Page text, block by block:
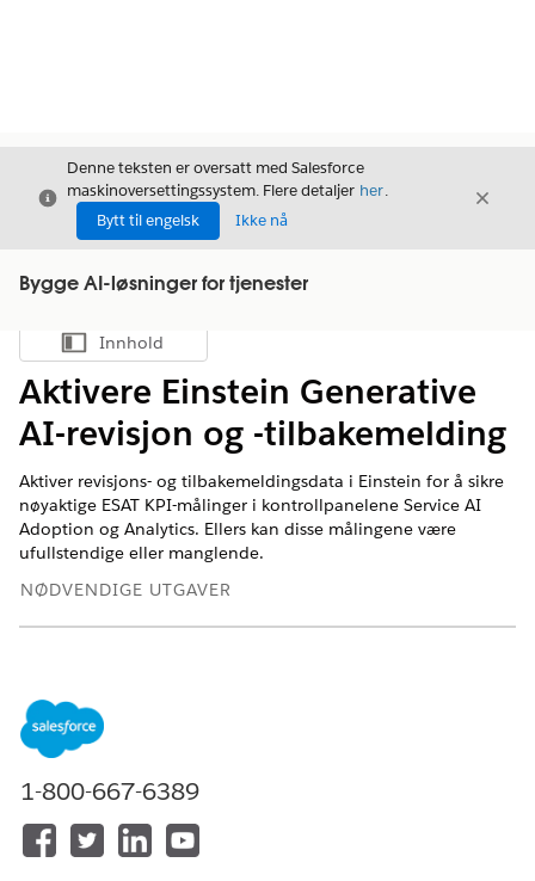
Avslutt
Denne teksten er oversatt med Salesforce
maskinoversettingssystem. Flere detaljer her.
Bytt til engelsk
Ikke nå
Avslutt
Bygge AI-løsninger for tjenester
Vis innholdsfortegnelse
Innhold
Aktivere Einstein Generative
AI-revisjon og -tilbakemelding
Aktiver revisjons- og tilbakemeldingsdata i Einstein for å sikre
nøyaktige ESAT KPI-målinger i kontrollpanelene Service AI
Adoption og Analytics. Ellers kan disse målingene være
ufullstendige eller manglende.
NØDVENDIGE UTGAVER
For å slå på datainnsamling:
1-800-667-6389